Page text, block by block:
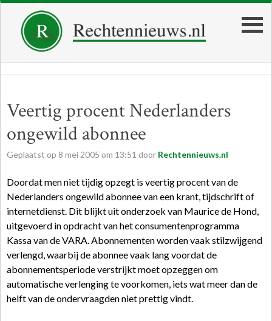
Veertig procent Nederlanders
ongewild abonnee
Geplaatst op 8 mei 2005 om 13:51 door Rechtennieuws.nl
Doordat men niet tijdig opzegt is veertig procent van de
Nederlanders ongewild abonnee van een krant, tijdschrift of
internetdienst. Dit blijkt uit onderzoek van Maurice de Hond,
uitgevoerd in opdracht van het consumentenprogramma
Kassa van de VARA. Abonnementen worden vaak stilzwijgend
verlengd, waarbij de abonnee vaak lang voordat de
abonnementsperiode verstrijkt moet opzeggen om
automatische verlenging te voorkomen, iets wat meer dan de
helft van de ondervraagden niet prettig vindt.